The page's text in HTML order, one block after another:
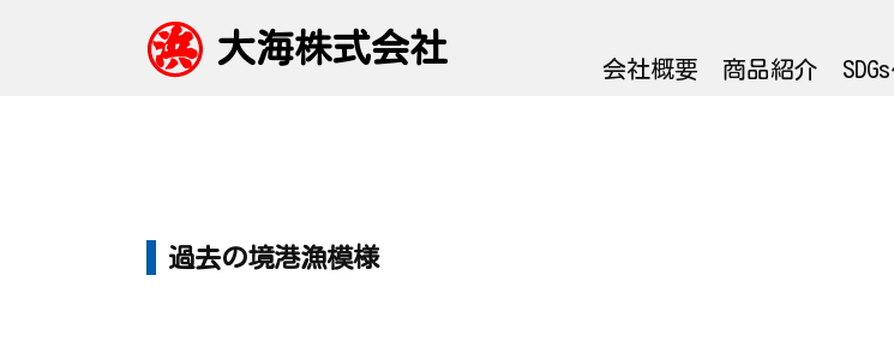
大海株式会社
会社概要 商品紹介
過去の境港漁模様